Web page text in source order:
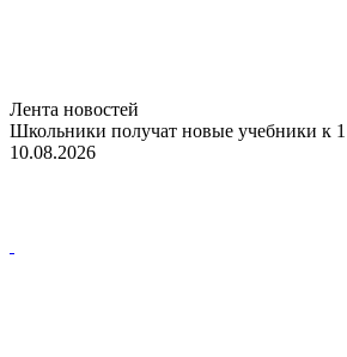
Лента новостей
Школьники получат новые учебники к 1
10.08.2026